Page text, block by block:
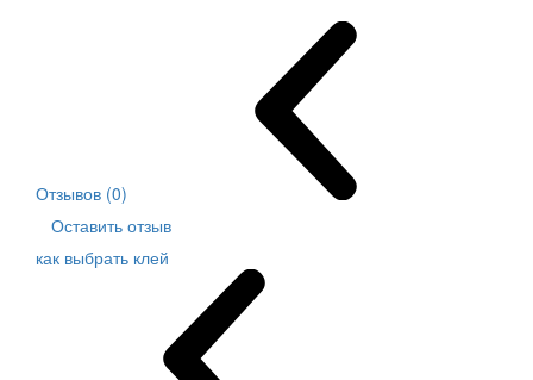
Отзывов (0)
Оставить отзыв
как выбрать клей